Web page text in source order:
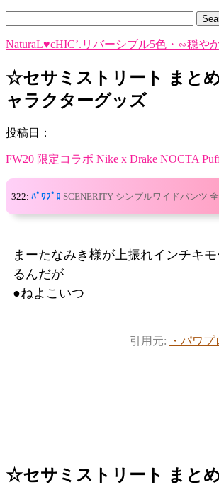
NaturaL♥cHIC’.リバーシブル5色・∽穏や
☆セサミストリート まと
ャラクターグッズ
投稿日：
FW20 限定コラボ Nike x Drake NOCTA
322: ﾊﾟﾜﾌﾟﾛ SCENERITY シンプルワイドパンツ
まーたなみき様が上振れインチキ
るんだが
●ねよこいつ
引用元: ・パワ
☆セサミストリート まと